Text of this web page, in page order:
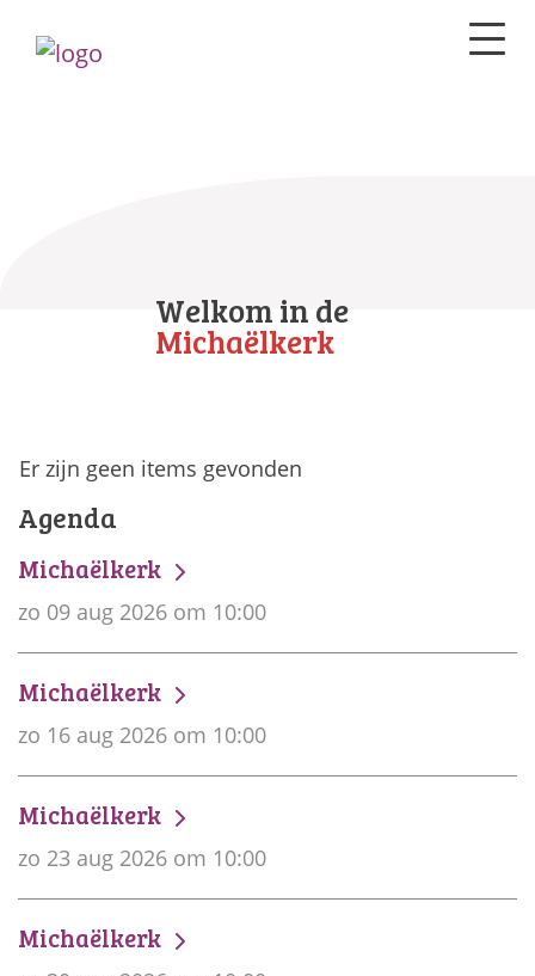
Welkom in de
Michaëlkerk
Er zijn geen items gevonden
Agenda
Michaëlkerk
zo 09 aug 2026 om 10:00
Michaëlkerk
zo 16 aug 2026 om 10:00
Michaëlkerk
zo 23 aug 2026 om 10:00
Michaëlkerk